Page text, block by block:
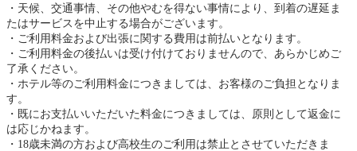
天候、交通事情、その他やむを得ない事情により、到着の遅延ま
たはサービスを中止する場合がございます。
ご利用料金および出張に関する費用は前払いとなります。
ご利用料金の後払いは受け付けておりませんので、あらかじめご
了承ください。
ホテル等のご利用料金につきましては、お客様のご負担となりま
す。
既にお支払いいただいた料金につきましては、原則として返金に
は応じかねます。
18歳未満の方および高校生のご利用は禁止とさせていただきま